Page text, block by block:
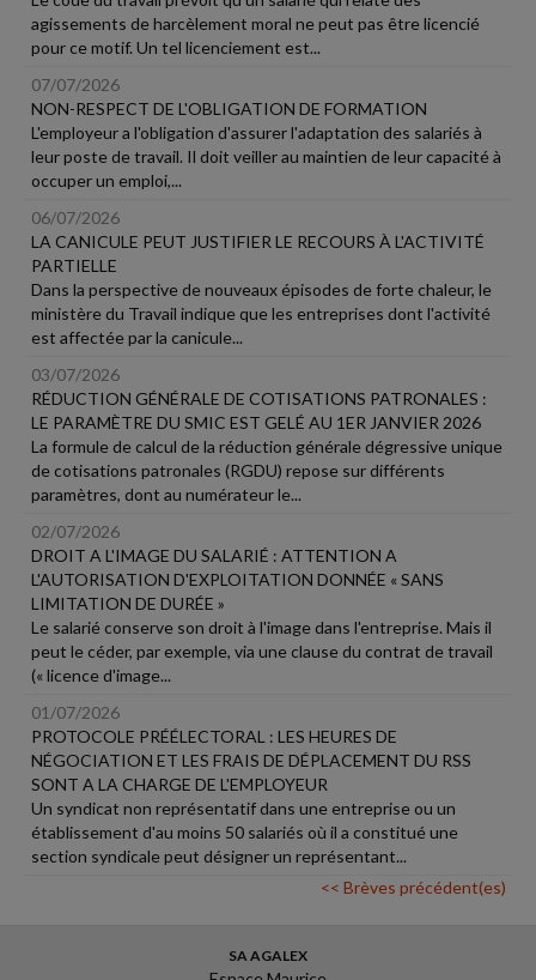
agissements de harcèlement moral ne peut pas être licencié
pour ce motif. Un tel licenciement est...
07/07/2026
NON-RESPECT DE L'OBLIGATION DE FORMATION
L'employeur a l'obligation d'assurer l'adaptation des salariés à
leur poste de travail. Il doit veiller au maintien de leur capacité à
occuper un emploi,...
06/07/2026
LA CANICULE PEUT JUSTIFIER LE RECOURS À L'ACTIVITÉ
PARTIELLE
Dans la perspective de nouveaux épisodes de forte chaleur, le
ministère du Travail indique que les entreprises dont l'activité
est affectée par la canicule...
03/07/2026
RÉDUCTION GÉNÉRALE DE COTISATIONS PATRONALES :
LE PARAMÈTRE DU SMIC EST GELÉ AU 1ER JANVIER 2026
La formule de calcul de la réduction générale dégressive unique
de cotisations patronales (RGDU) repose sur différents
paramètres, dont au numérateur le...
02/07/2026
DROIT A L'IMAGE DU SALARIÉ : ATTENTION A
L'AUTORISATION D'EXPLOITATION DONNÉE « SANS
LIMITATION DE DURÉE »
Le salarié conserve son droit à l'image dans l'entreprise. Mais il
peut le céder, par exemple, via une clause du contrat de travail
(« licence d'image...
01/07/2026
PROTOCOLE PRÉÉLECTORAL : LES HEURES DE
NÉGOCIATION ET LES FRAIS DE DÉPLACEMENT DU RSS
SONT A LA CHARGE DE L'EMPLOYEUR
Un syndicat non représentatif dans une entreprise ou un
établissement d'au moins 50 salariés où il a constitué une
section syndicale peut désigner un représentant...
<< Brèves précédent(es)
SA AGALEX